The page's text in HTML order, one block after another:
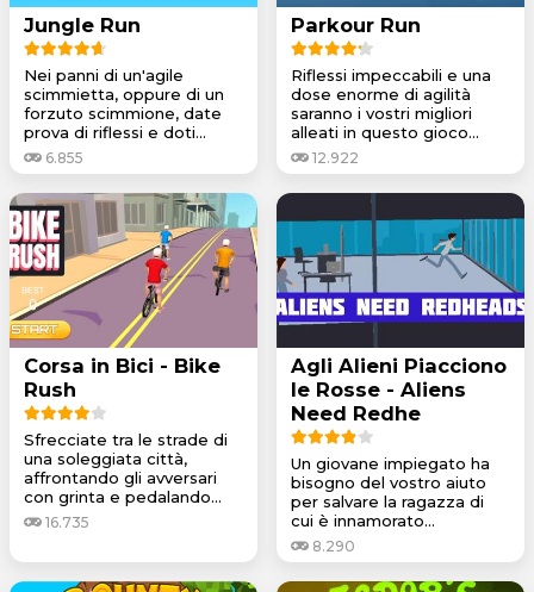
Jungle Run
Nei panni di un'agile
scimmietta, oppure di un
forzuto scimmione, date
prova di riflessi e doti...
6.855
Parkour Run
Riflessi impeccabili e una
dose enorme di agilità
saranno i vostri migliori
alleati in questo gioco...
12.922
Corsa in Bici - Bike
Rush
Sfrecciate tra le strade di
una soleggiata città,
affrontando gli avversari
con grinta e pedalando...
16.735
Agli Alieni Piacciono
le Rosse - Aliens
Need Redhe
Un giovane impiegato ha
bisogno del vostro aiuto
per salvare la ragazza di
cui è innamorato...
8.290